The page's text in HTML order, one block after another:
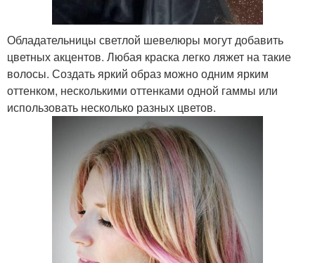
Обладательницы светлой шевелюры могут добавить
цветных акцентов. Любая краска легко ляжет на такие
волосы. Создать яркий образ можно одним ярким
оттенком, несколькими оттенками одной гаммы или
использовать несколько разных цветов.